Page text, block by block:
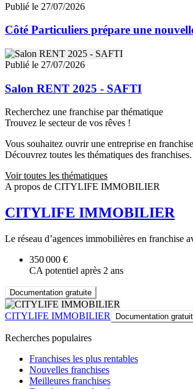
Publié le 27/07/2026
Côté Particuliers prépare une
Publié le 27/07/2026
Salon RENT 2025 - SAFTI
Recherchez une franchise par thématique
Trouvez le secteur de vos rêves !
Vous souhaitez ouvrir une entreprise en
Découvrez toutes les thématiques des franchises.
Voir toutes les thématiques
A propos de CITYLIFE IMMOBILIER
CITYLIFE IMMOBILIER
Le réseau d’agences immobilières en franchise
350 000 €
CA potentiel après 2 ans
Documentation gratuite
CITYLIFE IMMOBILIER Documentation
Recherches populaires
Franchises les plus rentables
Nouvelles franchises
Meilleures franchises